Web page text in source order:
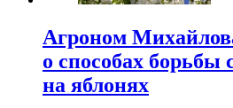
Агроном
о способах борьбы
на яблонях